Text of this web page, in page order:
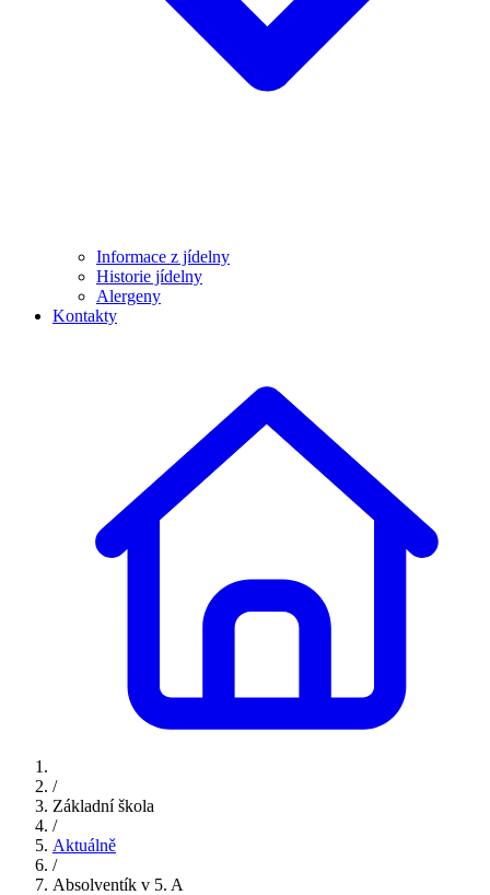
Informace z jídelny
Historie jídelny
Alergeny
Kontakty
/
Základní škola
/
Aktuálně
/
Absolventík v 5. A